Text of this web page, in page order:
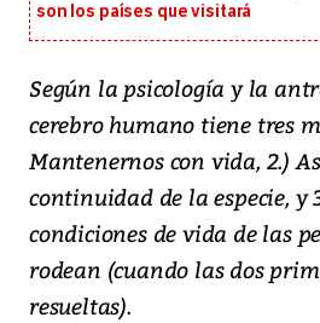
son los países que visitará
Según la psicología y la
cerebro humano tiene tres
Mantenernos con vida, 2.)
continuidad de la especie, y
condiciones de vida de las
rodean (cuando las dos
resueltas).